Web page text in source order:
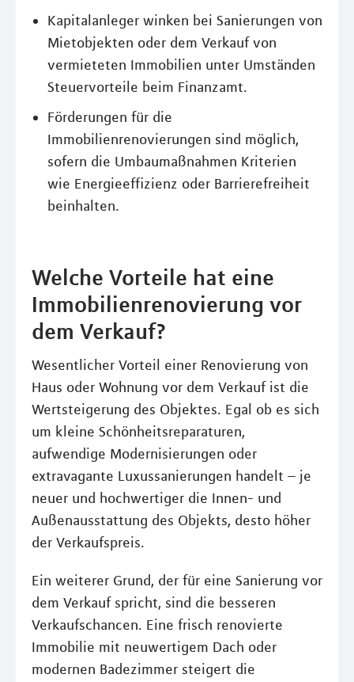
Kapitalanleger winken bei Sanierungen von
Mietobjekten oder dem Verkauf von
vermieteten Immobilien unter Umständen
Steuervorteile beim Finanzamt.
Förderungen für die
Immobilienrenovierungen sind möglich,
sofern die Umbaumaßnahmen Kriterien
wie Energieeffizienz oder Barrierefreiheit
beinhalten.
Welche Vorteile hat eine
Immobilienrenovierung vor
dem Verkauf?
Wesentlicher Vorteil einer Renovierung von
Haus oder Wohnung vor dem Verkauf ist die
Wertsteigerung des Objektes. Egal ob es sich
um kleine Schönheitsreparaturen,
aufwendige Modernisierungen oder
extravagante Luxussanierungen handelt – je
neuer und hochwertiger die Innen- und
Außenausstattung des Objekts, desto höher
der Verkaufspreis.
Ein weiterer Grund, der für eine Sanierung vor
dem Verkauf spricht, sind die besseren
Verkaufschancen. Eine frisch renovierte
Immobilie mit neuwertigem Dach oder
modernen Badezimmer steigert die